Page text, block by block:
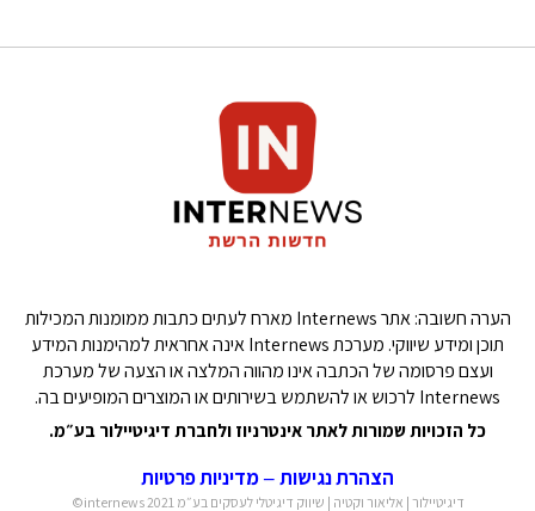
הערה חשובה: אתר Internews מארח לעתים כתבות ממומנות המכילות
תוכן ומידע שיווקי. מערכת Internews אינה אחראית למהימנות המידע
ועצם פרסומה של הכתבה אינו מהווה המלצה או הצעה של מערכת
Internews לרכוש או להשתמש בשירותים או המוצרים המופיעים בה.
כל הזכויות שמורות לאתר אינטרניוז ולחברת דיגיטיילור בע״מ.
הצהרת נגישות –מדיניות פרטיות
דיגיטיילור | אליאור וקטיה | שיווק דיגיטלי לעסקים בע״מ 2021 internews©